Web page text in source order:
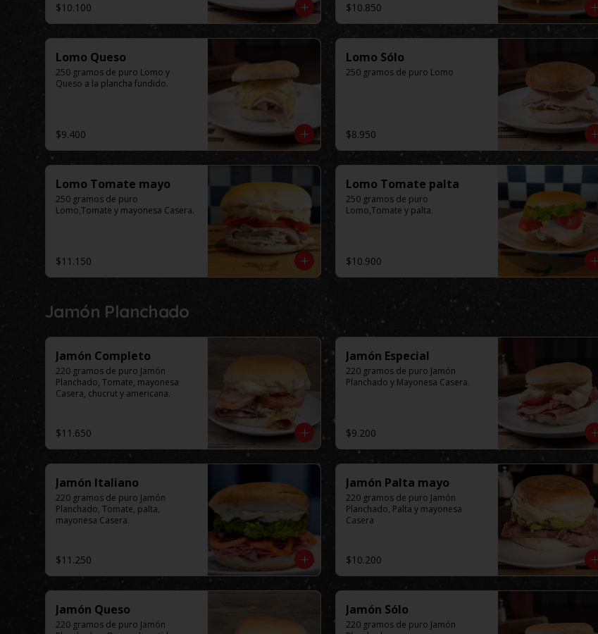
$10.100 $10.850
Lomo Queso
250 gramos de puro Lomo y
Queso a la plancha fundido.
$9.400
Lomo Sólo
250 gramos de puro Lomo
$8.950
Lomo Tomate mayo
250 gramos de puro
Lomo,Tomate y mayonesa Casera.
$11.150
Lomo Tomate palta
250 gramos de puro
Lomo,Tomate y palta.
$10.900
Jamón Planchado
Jamón Completo
220 gramos de puro Jamón
Planchado, Tomate, mayonesa
Casera, chucrut y americana.
$11.650
Jamón Especial
220 gramos de puro Jamón
Planchado y Mayonesa Casera.
$9.200
Jamón Italiano
220 gramos de puro Jamón
Planchado, Tomate, palta,
mayonesa Casera.
$11.250
Jamón Palta mayo
220 gramos de puro Jamón
Planchado, Palta y mayonesa
Casera
$10.200
Jamón Queso
220 gramos de puro Jamón
Jamón Sólo
220 gramos de puro Jamón